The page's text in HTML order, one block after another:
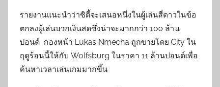
รายงานแนะนำว่าซิตี้จะเสนอหนึ่งในผู้เล่นสี่ดาวในข้อ
ตกลงผู้เล่นบวกเงินสดซึ่งน่าจะมากกว่า 100 ล้าน
ปอนด์ กองหน้า Lukas Nmecha ถูกขายโดย City ใน
ฤดูร้อนนี้ให้กับ Wolfsburg ในราคา 11 ล้านปอนด์เพื่อ
ค้นหาเวลาเล่นเกมมากขึ้น